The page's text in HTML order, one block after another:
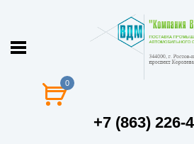
0
+7 (863) 226-